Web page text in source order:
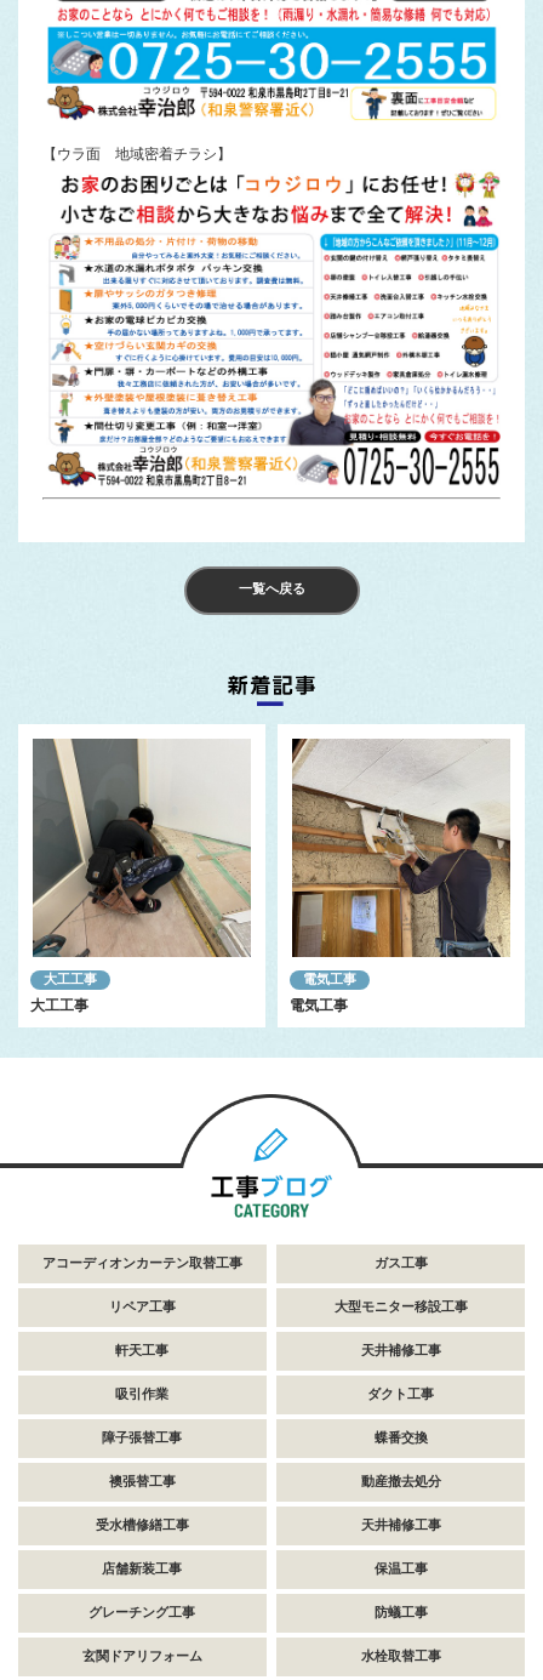
【ウラ面 地域密着チラシ】
一覧へ戻る
大工工事
大工工事
電気工事
電気工事
アコーディオンカーテン取替工事 ガス工事
リペア工事 大型モニター移設工事
軒天工事 天井補修工事
吸引作業 ダクト工事
障子張替工事 蝶番交換
襖張替工事 動産撤去処分
受水槽修繕工事 天井補修工事
店舗新装工事 保温工事
グレーチング工事 防蟻工事
玄関ドアリフォーム 水栓取替工事